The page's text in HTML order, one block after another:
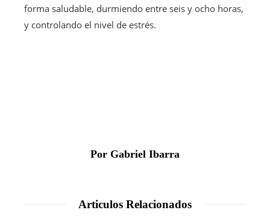
forma saludable, durmiendo entre seis y ocho horas,
y controlando el nivel de estrés.
Por Gabriel Ibarra
Articulos Relacionados